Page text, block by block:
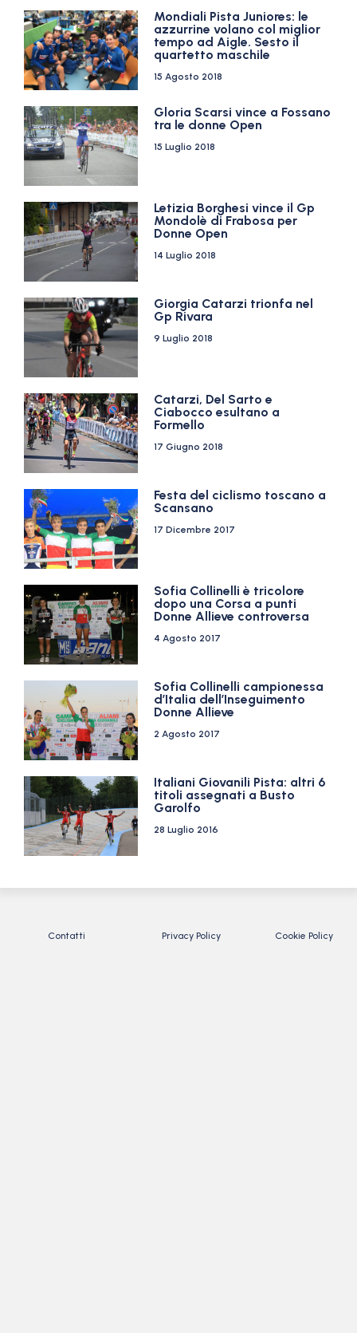
Mondiali Pista Juniores: le
azzurrine volano col miglior
tempo ad Aigle. Sesto il
quartetto maschile
15 Agosto 2018
Gloria Scarsi vince a Fossano
tra le donne Open
15 Luglio 2018
Letizia Borghesi vince il Gp
Mondolè di Frabosa per
Donne Open
14 Luglio 2018
Giorgia Catarzi trionfa nel
Gp Rivara
9 Luglio 2018
Catarzi, Del Sarto e
Ciabocco esultano a
Formello
17 Giugno 2018
Festa del ciclismo toscano a
Scansano
17 Dicembre 2017
Sofia Collinelli è tricolore
dopo una Corsa a punti
Donne Allieve controversa
4 Agosto 2017
Sofia Collinelli campionessa
d’Italia dell’Inseguimento
Donne Allieve
2 Agosto 2017
Italiani Giovanili Pista: altri 6
titoli assegnati a Busto
Garolfo
28 Luglio 2016
Contatti Privacy Policy Cookie Policy